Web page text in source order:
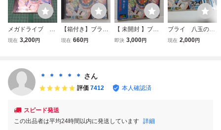
メガドライブ メ
ガCD ブライ
現在 3,200円
【箱付き】ブライ
八玉の勇士伝説 メ
現在 660円
【 未開封 】ブラ
イ 八玉の勇士伝説
即決 3,000円
ブライ 八玉の勇
士伝説 BURAI
現在 2,000円
＊ ＊ ＊ ＊ ＊ さん
評価 7412 本人確認済
スピード発送
この出品者は平均24時間以内に発送しています 詳細